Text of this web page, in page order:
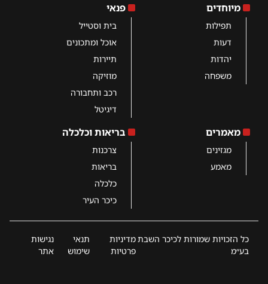
מיוחדים
תפילות
דעות
יהדות
משפחה
פנאי
בית וסטייל
אוכל ומתכונים
תיירות
מוזיקה
רכב ותחבורה
דיגיטל
מאמרים
מגזינים
מאמע
בריאות וכלכלה
צרכנות
בריאות
כלכלה
כיכר העיר
כל הזכויות שמורות לכיכר השבת
בע״מ
מדיניות
פרטיות
תנאי
שימוש
נגישות
אתר